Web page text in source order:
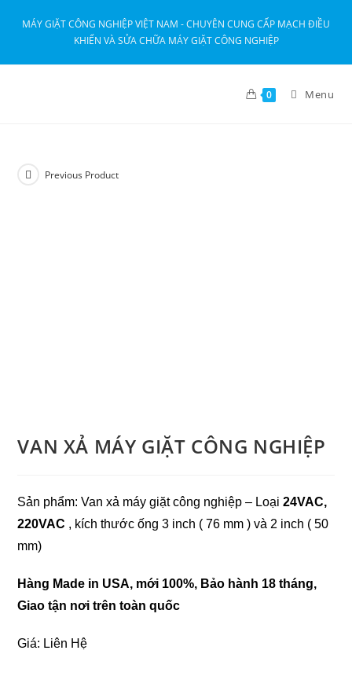
MÁY GIẶT CÔNG NGHIỆP VIỆT NAM - CHUYÊN CUNG CẤP MẠCH ĐIỀU
KHIỂN VÀ SỬA CHỮA MÁY GIẶT CÔNG NGHIỆP
0 Menu
Previous Product
VAN XẢ MÁY GIẶT CÔNG NGHIỆP
Sản phẩm: Van xả máy giặt công nghiệp – Loại24VAC,
220VAC , kích thước ống 3 inch ( 76 mm ) và 2 inch ( 50
mm)
Hàng Made in USA, mới 100%, Bảo hành 18 tháng,
Giao tận nơi trên toàn quốc
Giá: Liên Hệ